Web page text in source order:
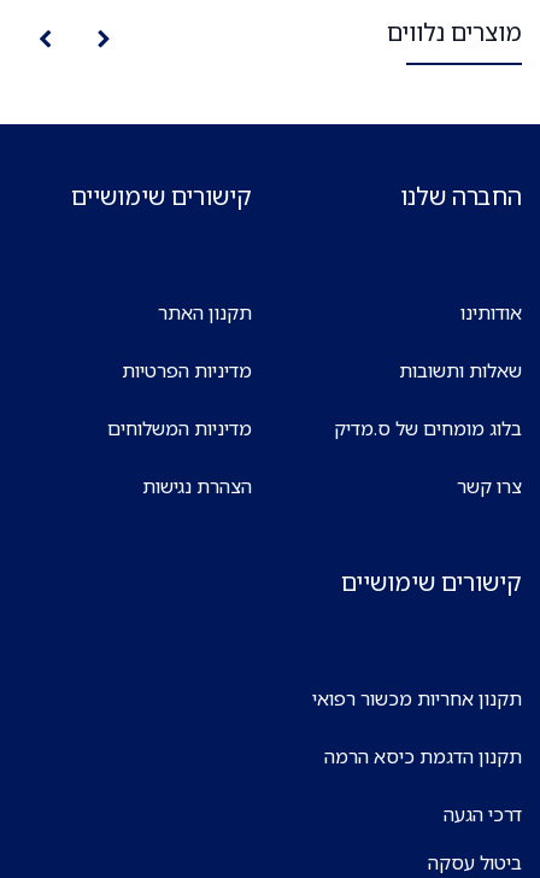
מוצרים נלווים
החברה שלנו
אודותינו
שאלות ותשובות
בלוג מומחים של ס.מדיק
צרו קשר
קישורים שימושיים
תקנון האתר
מדיניות הפרטיות
מדיניות המשלוחים
הצהרת נגישות
קישורים שימושיים
תקנון אחריות מכשור רפואי
תקנון הדגמת כיסא הרמה
דרכי הגעה
ביטול עסקה